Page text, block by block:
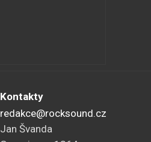
Kontakty
redakce@rocksound.cz
Jan Švanda